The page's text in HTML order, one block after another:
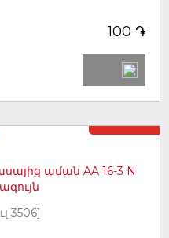
100 ֏
աման AA 16-3 N
3506]